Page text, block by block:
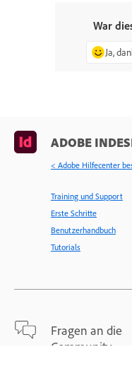
War
Ja,
ADOBE
< Adobe Hilfecenter
Training und Support
Erste Schritte
Benutzerhandbuch
Tutorials
Fragen an die
Community